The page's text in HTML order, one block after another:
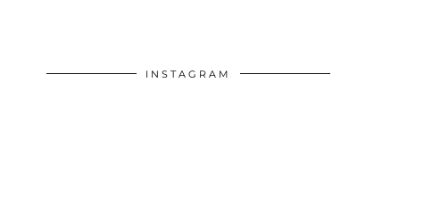
INSTAGRAM